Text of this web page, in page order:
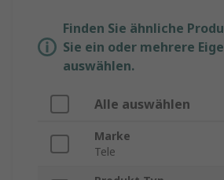
Finden Sie ähnliche
Sie ein oder mehrere
auswählen.
Alle auswählen
Marke
Tele